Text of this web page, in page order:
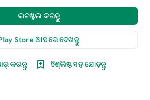
ଇନଷ୍ଟଲ କରନ୍ତୁ
Store ଆପରେ ଦେଖନ୍ତୁ
କରନ୍ତୁ ୱିଶ୍‍ଲିଷ୍ଟ ସହ ଯୋଡ଼ନ୍ତୁ